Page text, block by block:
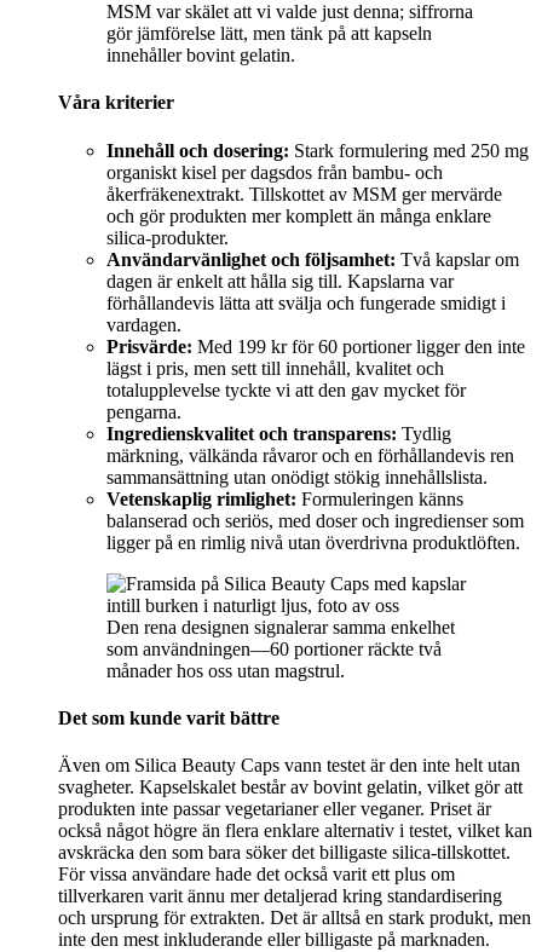
MSM var skälet att vi valde just denna; siffrorna
gör jämförelse lätt, men tänk på att kapseln
innehåller bovint gelatin.
Våra kriterier
Innehåll och dosering: Stark formulering med 250 mg
organiskt kisel per dagsdos från bambu- och
åkerfräkenextrakt. Tillskottet av MSM ger mervärde
och gör produkten mer komplett än många enklare
silica-produkter.
Användarvänlighet och följsamhet: Två kapslar om
dagen är enkelt att hålla sig till. Kapslarna var
förhållandevis lätta att svälja och fungerade smidigt i
vardagen.
Prisvärde: Med 199 kr för 60 portioner ligger den inte
lägst i pris, men sett till innehåll, kvalitet och
totalupplevelse tyckte vi att den gav mycket för
pengarna.
Ingredienskvalitet och transparens: Tydlig
märkning, välkända råvaror och en förhållandevis ren
sammansättning utan onödigt stökig innehållslista.
Vetenskaplig rimlighet: Formuleringen känns
balanserad och seriös, med doser och ingredienser som
ligger på en rimlig nivå utan överdrivna produktlöften.
Den rena designen signalerar samma enkelhet
som användningen—60 portioner räckte två
månader hos oss utan magstrul.
Det som kunde varit bättre
Även om Silica Beauty Caps vann testet är den inte helt utan
svagheter. Kapselskalet består av bovint gelatin, vilket gör att
produkten inte passar vegetarianer eller veganer. Priset är
också något högre än flera enklare alternativ i testet, vilket kan
avskräcka den som bara söker det billigaste silica-tillskottet.
För vissa användare hade det också varit ett plus om
tillverkaren varit ännu mer detaljerad kring standardisering
och ursprung för extrakten. Det är alltså en stark produkt, men
inte den mest inkluderande eller billigaste på marknaden.